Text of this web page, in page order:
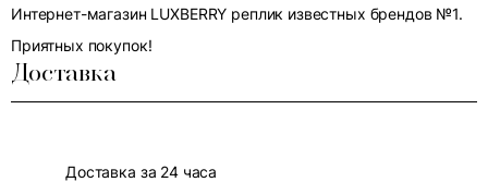
Интернет-магазин LUXBERRY реплик известных брендов №1.
Приятных покупок!
Доставка
Доставка за 24 часа